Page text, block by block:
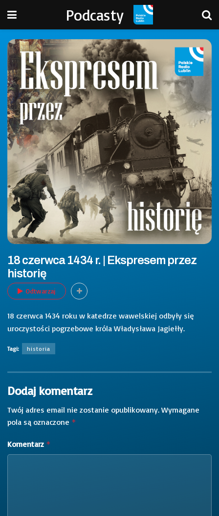
Podcasty
18 czerwca 1434 r. | Ekspresem przez
historię
Odtwarzaj
18 czerwca 1434 roku w katedrze wawelskiej odbyły się
uroczystości pogrzebowe króla Władysława Jagiełły.
Tagi: historia
Dodaj komentarz
Twój adres email nie zostanie opublikowany. Wymagane
pola są oznaczone *
Komentarz *